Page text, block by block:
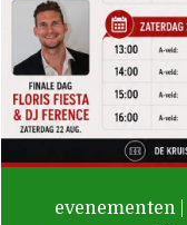
De Valken
evenementen